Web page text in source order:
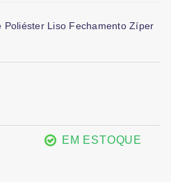
Poliéster Liso Fechamento Zíper
EM ESTOQUE